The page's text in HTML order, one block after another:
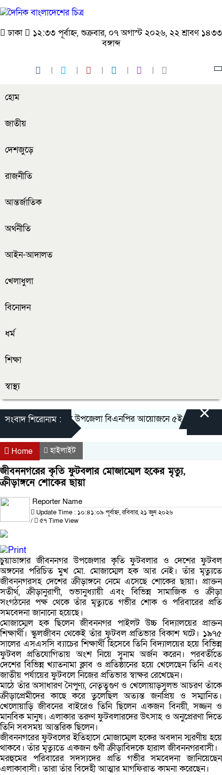
ঢাকা
১২:৩৩ পূর্বাহ্ন, শুক্রবার, ০৭ অগাস্ট ২০২৬, ২২ শ্রাবণ ১৪৩৩
বঙ্গাব্দ
হোম
জাতীয়
দেশজুড়ে
রাজনীতি
আন্তর্জাতিক
অর্থনীতি
আইন-আদালত
খেলাধুলা
বিনোদন
ধর্ম
শিক্ষা
স্বাস্থ্য
সংবাদ শিরোনাম :দেবহাটা উপজেলা বিএনপির আয়োজনে ৫ই জুলাই ×
Home হাইলাইট
জীবননগরের কৃতি ফুটবলার মোজাম্মেল হকের মৃত্যু,
ক্রীড়াঙ্গনে শোকের ছায়া
Reporter Name
Update Time : ১০:৪১:০৯ পূর্বাহ্ন, রবিবার, ২১ জুন ২০২৬
/
৫৭ Time View
চুয়াডাঙ্গার জীবননগর উপজেলার কৃতি ফুটবলার ও দেশের ফুটবল
অঙ্গনের পরিচিত মুখ মো. মোজাম্মেল হক আর নেই। তাঁর মৃত্যুতে
জীবননগরসহ দেশের ক্রীড়াঙ্গনে নেমে এসেছে শোকের ছায়া। প্রাক্তন
সতীর্থ, ক্রীড়ানুরাগী, শুভানুধ্যায়ী এবং বিভিন্ন সামাজিক ও ক্রীড়া
সংগঠনের পক্ষ থেকে তাঁর মৃত্যুতে গভীর শোক ও পরিবারের প্রতি
সমবেদনা জানানো হয়েছে।
মোজাম্মেল হক ছিলেন জীবননগর পাইলট উচ্চ বিদ্যালয়ের প্রাক্তন
শিক্ষার্থী। স্কুলজীবন থেকেই তাঁর ফুটবল প্রতিভার বিকাশ ঘটে। ১৯৭৫
সালের এসএসসি ব্যাচের শিক্ষার্থী হিসেবে তিনি বিদ্যালয়ের হয়ে বিভিন্ন
ফুটবল প্রতিযোগিতায় অংশ নিয়ে সুনাম অর্জন করেন। পরবর্তীতে
দেশের বিভিন্ন খ্যাতনামা ক্লাব ও প্রতিষ্ঠানের হয়ে খেলেছেন তিনি এবং
জাতীয় পর্যায়ের ফুটবলে নিজের প্রতিভার স্বাক্ষর রেখেছেন।
মাঠে তাঁর অসাধারণ নৈপুণ্য, নেতৃত্বগুণ ও খেলোয়াড়সুলভ আচরণ তাঁকে
ক্রীড়াপ্রেমীদের কাছে করে তুলেছিল অত্যন্ত জনপ্রিয় ও সম্মানিত।
খেলোয়াড়ি জীবনের বাইরেও তিনি ছিলেন একজন বিনয়ী, সজ্জন ও
মানবিক মানুষ। এলাকার তরুণ ফুটবলারদের উৎসাহ ও অনুপ্রেরণা দিতে
তিনি সবসময় আন্তরিক ছিলেন।
জীবননগরের ফুটবলের ইতিহাসে মোজাম্মেল হকের অবদান স্মরণীয় হয়ে
থাকবে। তাঁর মৃত্যুতে একজন গুণী ক্রীড়াবিদকে হারাল জীবননগরবাসী।
মরহুমের পরিবারের সদস্যদের প্রতি গভীর সমবেদনা জানিয়েছেন
এলাকাবাসী। তারা তাঁর বিদেহী আত্মার মাগফিরাত কামনা করেছেন।